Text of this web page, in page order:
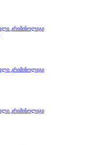
კრიმინოლიგი
კრიმინოლიგი
კრიმინოლიგი